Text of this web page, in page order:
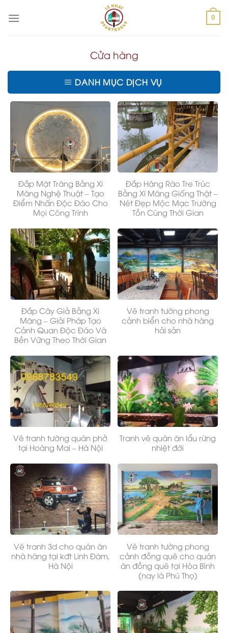
0
Cửa hàng
DANH MỤC DỊCH VỤ
Đắp Mặt Trăng Bằng Xi
Măng Nghệ Thuật – Tạo
Điểm Nhấn Độc Đáo Cho
Mọi Công Trình
Đắp Hàng Rào Tre Trúc
Bằng Xi Măng Giống Thật –
Nét Đẹp Mộc Mạc Trường
Tồn Cùng Thời Gian
Đắp Cây Giả Bằng Xi
Măng – Giải Pháp Tạo
Cảnh Quan Độc Đáo Và
Bền Vững Theo Thời Gian
Vẽ tranh tường phong
cảnh biển cho nhà hàng
hải sản
Vẽ tranh tường quán phở
tại Hoàng Mai – Hà Nội
Tranh vẽ quán ăn lẩu rừng
nhiệt đới
Vẽ tranh 3d cho quán ăn
nhà hàng tại kđt Linh Đàm,
Hà Nội
Vẽ tranh tường phong
cảnh đồng quê cho quán
ăn đồng quê tại Hòa Bình
(nay là Phú Thọ)